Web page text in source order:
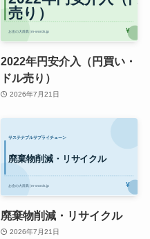
2022年円安介入（円買い・
ドル売り）
2026年7月21日
廃棄物削減・リサイクル
2026年7月21日